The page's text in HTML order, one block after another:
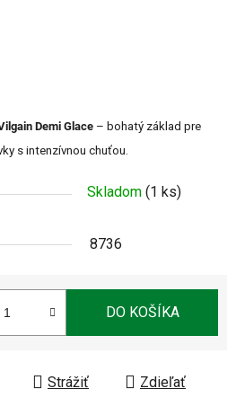
Demi Glace – bohatý základ pre
s intenzívnou chuťou.
Skladom (1 ks)
8736
DO KOŠÍKA
Strážiť Zdieľať